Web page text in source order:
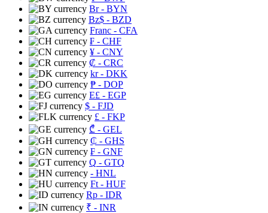
Br- BYN
Bz$ - BZD
Franc - CFA
₣ - CHF
¥ - CNY
₡ - CRC
kr- DKK
₱ - DOP
E£ - EGP
$ - FJD
£ - FKP
₾ - GEL
₵ - GHS
₣ - GNF
Q - GTQ
- HNL
Ft - HUF
Rp - IDR
₹ - INR